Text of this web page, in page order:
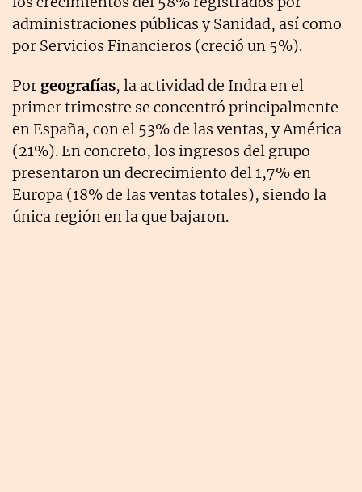
administraciones públicas y Sanidad, así como
por Servicios Financieros (creció un 5%).
Por geografías, la actividad de Indra en el
primer trimestre se concentró principalmente
en España, con el 53% de las ventas, y América
(21%). En concreto, los ingresos del grupo
presentaron un decrecimiento del 1,7% en
Europa (18% de las ventas totales), siendo la
única región en la que bajaron.